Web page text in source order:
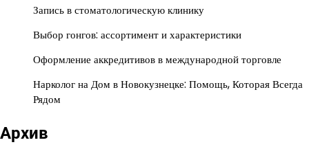
Запись в стоматологическую клинику
Выбор гонгов: ассортимент и характеристики
Оформление аккредитивов в международной торговле
Нарколог на Дом в Новокузнецке: Помощь, Которая Всегда
Рядом
Архив